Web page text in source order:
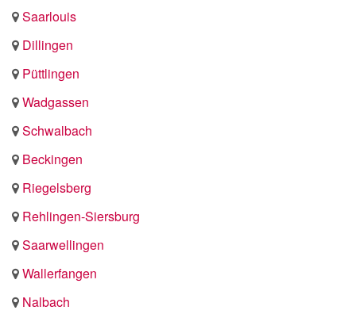
Saarlouis
Dillingen
Püttlingen
Wadgassen
Schwalbach
Beckingen
Riegelsberg
Rehlingen-Siersburg
Saarwellingen
Wallerfangen
Nalbach